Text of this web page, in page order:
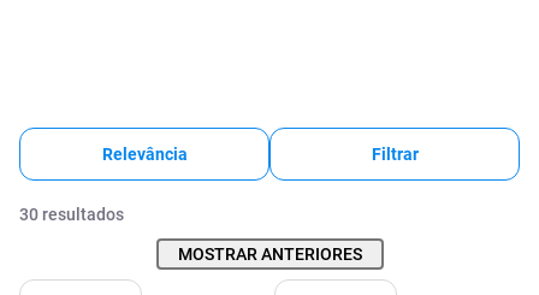
Relevância Filtrar
30 resultados
MOSTRAR ANTERIORES